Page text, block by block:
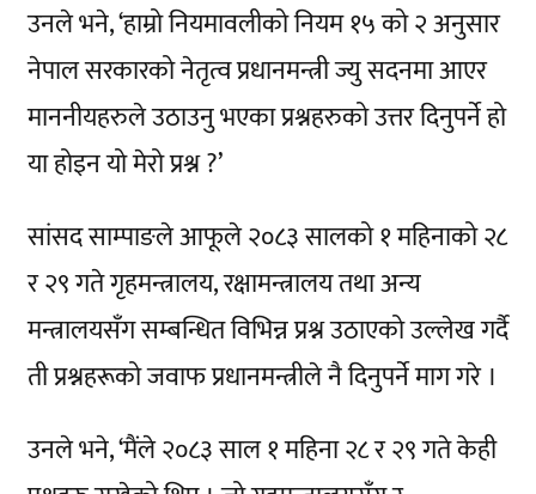
उनले भने, ‘हाम्रो नियमावलीको नियम १५ को २ अनुसार
नेपाल सरकारको नेतृत्व प्रधानमन्त्री ज्यु सदनमा आएर
माननीयहरुले उठाउनु भएका प्रश्नहरुको उत्तर दिनुपर्ने हो
या होइन यो मेरो प्रश्न ?’
सांसद साम्पाङले आफूले २०८३ सालको १ महिनाको २८
र २९ गते गृहमन्त्रालय, रक्षामन्त्रालय तथा अन्य
मन्त्रालयसँग सम्बन्धित विभिन्न प्रश्न उठाएको उल्लेख गर्दै
ती प्रश्नहरूको जवाफ प्रधानमन्त्रीले नै दिनुपर्ने माग गरे ।
उनले भने, ‘मैंले २०८३ साल १ महिना २८ र २९ गते केही